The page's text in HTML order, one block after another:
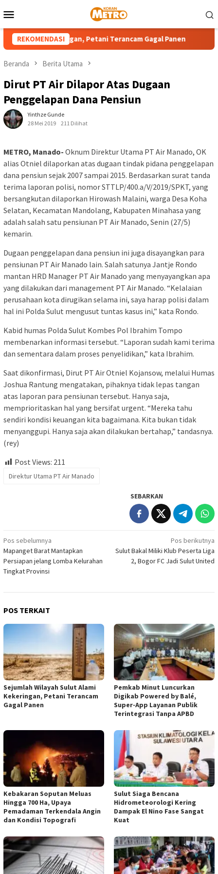
ke
Mobile
REKOMENDASI
Alami Kekeringan, Petani Terancam Gagal Panen
Beranda Berita Utama
Dirut PT Air Dilapor Atas Dugaan
Penggelapan Dana Pensiun
Yinthze Gunde
28 Mei 2019
211 Dilihat
METRO, Manado- Oknum Direktur Utama PT Air Manado, OK
alias Otniel dilaporkan atas dugaan tindak pidana penggelapan
dana pensiun sejak 2007 sampai 2015. Berdasarkan surat tanda
terima laporan polisi, nomor STTLP/400.a/V/2019/SPKT, yang
bersangkutan dilaporkan Hirowash Malaini, warga Desa Koha
Selatan, Kecamatan Mandolang, Kabupaten Minahasa yang
adalah salah satu pensiunan PT Air Manado, Senin (27/5)
kemarin.
Dugaan penggelapan dana pensiun ini juga disayangkan para
pensiunan PT Air Manado lain. Salah satunya Jantje Rondo
mantan HRD Manager PT Air Manado yang menyayangkan apa
yang dilakukan dari management PT Air Manado. “Kelalaian
perusahaan kota dirugikan selama ini, saya harap polisi dalam
hal ini Polda Sulut mengusut tuntas kasus ini,” kata Rondo.
Kabid humas Polda Sulut Kombes Pol Ibrahim Tompo
membenarkan informasi tersebut. “Laporan sudah kami terima
dan sementara dalam proses penyelidikan,” kata Ibrahim.
Saat dikonfirmasi, Dirut PT Air Otniel Kojansow, melalui Humas
Joshua Rantung mengatakan, pihaknya tidak lepas tangan
atas laporan para pensiunan tersebut. Hanya saja,
memprioritaskan hal yang bersifat urgent. “Mereka tahu
sendiri kondisi keuangan kita bagaimana. Kita bukan tidak
menyanggupi. Hanya saja akan dilakukan bertahap,” tandasnya.
(rey)
Post Views: 211
Direktur Utama PT Air Manado
SEBARKAN
Navigasi
pos
Pos sebelumnya
Mapanget Barat Mantapkan
Persiapan jelang Lomba Kelurahan
Tingkat Provinsi
Pos berikutnya
Sulut Bakal Miliki Klub Peserta Liga
2, Bogor FC Jadi Sulut United
POS TERKAIT
Sejumlah Wilayah Sulut Alami
Kekeringan, Petani Terancam
Gagal Panen
Pemkab Minut Luncurkan
Digikab Powered by Balé,
Super-App Layanan Publik
Terintegrasi Tanpa APBD
Kebakaran Soputan Meluas
Hingga 700 Ha, Upaya
Pemadaman Terkendala Angin
dan Kondisi Topografi
Sulut Siaga Bencana
Hidrometeorologi Kering
Dampak El Nino Fase Sangat
Kuat